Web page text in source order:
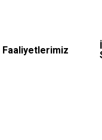
Faaliyetlerimiz